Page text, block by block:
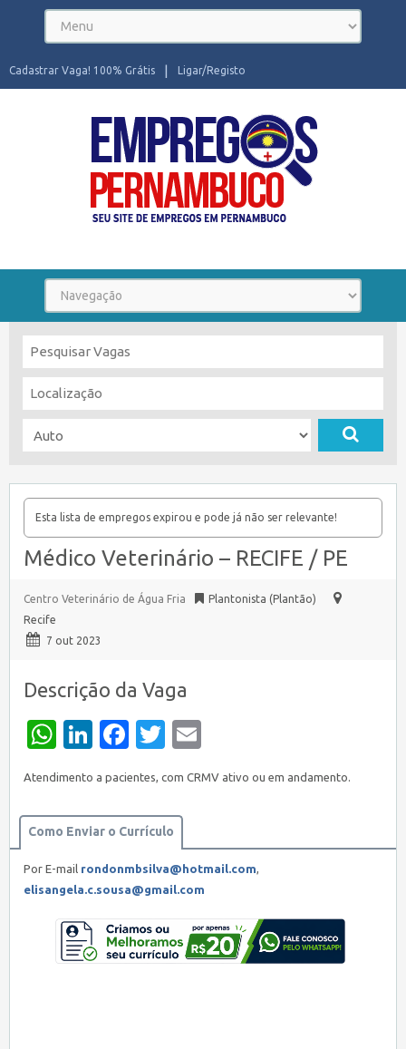
Ligar/Registo
Cadastrar Vaga! 100% Grátis
Esta lista de empregos expirou e pode já não ser relevante!
Médico Veterinário – RECIFE / PE
Centro Veterinário de Água Fria
Plantonista (Plantão)
Recife
7 out 2023
Descrição da Vaga
WhatsApp
LinkedIn
Facebook
Twitter
Atendimento a pacientes, com CRMV ativo ou em andamento.
Como Enviar o Currículo
Por E-mail rondonmbsilva@hotmail.com,
elisangela.c.sousa@gmail.com